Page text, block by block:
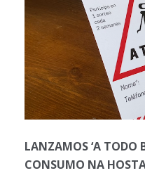
LANZAMOS ‘A TODO
CONSUMO NA